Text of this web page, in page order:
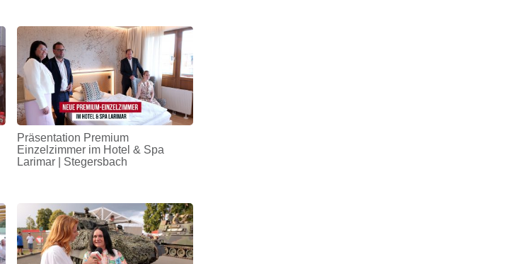
Präsentation Premium
Einzelzimmer im Hotel & Spa
Larimar | Stegersbach